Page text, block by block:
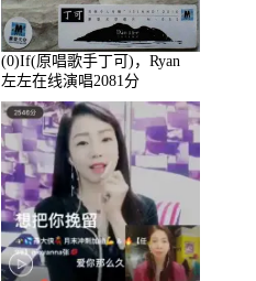
(0)If(原唱歌手丁可)，Ryan
左左在线演唱2081分